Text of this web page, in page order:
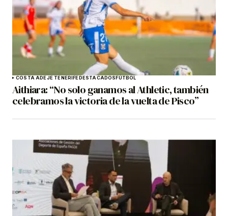
COSTA ADEJE TENERIFE DESTACADOS FÚTBOL
Aithiara: “No solo ganamos al Athletic, también
celebramos la victoria de la vuelta de Pisco”